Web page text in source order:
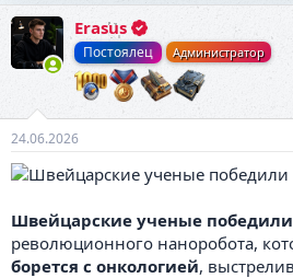
е
м
ы
ч
а
л
а
Erasus
Постоялец Администратор
24.06.2026
Швейцарские ученые
революционного наноробота,
борется с онкологией,